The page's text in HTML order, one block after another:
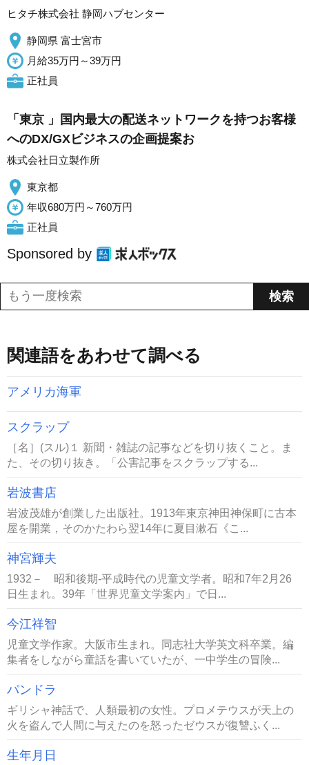
ヒタチ株式会社 静岡ハブセンター
静岡県 富士宮市
月給35万円～39万円
正社員
「東京 」国内最大の配送ネットワークを持つお客様
へのDX/GXビジネスの企画提案お
株式会社日立製作所
東京都
年収680万円～760万円
正社員
Sponsored by
関連語をあわせて調べる
アメリカ海軍
スクラップ
［名］(スル)１ 新聞・雑誌の記事などを切り抜くこと。ま
た、その切り抜き。「公害記事をスクラップする...
岩波書店
岩波茂雄が創業した出版社。1913年東京神田神保町に古本
屋を開業，そのかたわら翌14年に夏目漱石《こ...
神宮輝夫
1932－ 昭和後期-平成時代の児童文学者。昭和7年2月26
日生まれ。39年「世界児童文学案内」で日...
今江祥智
児童文学作家。大阪市生まれ。同志社大学英文科卒業。編
集者をしながら童話を書いていたが、一中学生の冒険...
パンドラ
ギリシャ神話で、人類最初の女性。プロメテウスが天上の
火を盗んで人間に与えたのを怒ったゼウスが復讐ふく...
生年月日